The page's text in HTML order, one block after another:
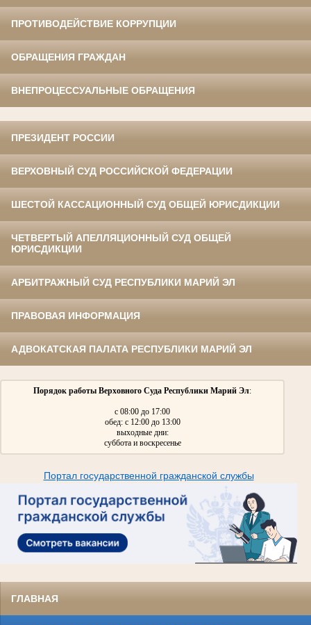
ПРОТИВОДЕЙСТВИЕ КОРРУПЦИИ
ОБРАЩЕНИЯ ГРАЖДАН
ВНЕПРОЦЕССУАЛЬНЫЕ ОБРАЩЕНИЯ
ПРЕЗИДЕНТ РОССИИ
ВЕРХОВНЫЙ СУД РОССИЙСКОЙ ФЕДЕРАЦИИ
ШЕСТОЙ КАССАЦИОННЫЙ СУД ОБЩЕЙ ЮРИСДИКЦИИ
ЧЕТВЕРТЫЙ АПЕЛЛЯЦИОННЫЙ СУД ОБЩЕЙ
ЮРИСДИКЦИИ
АРБИТРАЖНЫЙ СУД РЕСПУБЛИКИ МАРИЙ ЭЛ
ПРАВОВАЯ ИНФОРМАЦИЯ
АДВОКАТСКАЯ ПАЛАТА РЕСПУБЛИКИ МАРИЙ ЭЛ
Порядок работы Верховного Суда Республики Марий Эл:
с 08:00 до 17:00
обед: с 12:00 до 13:00
выходные дни:
суббота и воскресенье
Портал государственной гражданской службы
ГЛАВНАЯ